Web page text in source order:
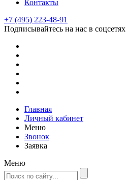
Контакты
+7 (495) 223-48-91
Подписывайтесь на нас в соцсетях
Главная
Личный кабинет
Меню
Звонок
Заявка
Меню